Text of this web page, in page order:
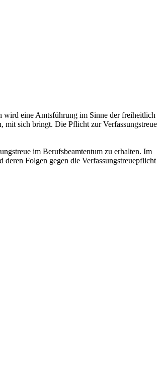
wird eine Amtsführung im Sinne der freiheitlich
mit sich bringt. Die Pflicht zur Verfassungstreue
im Berufsbeamtentum zu erhalten. Im
Folgen gegen die Verfassungstreuepflicht